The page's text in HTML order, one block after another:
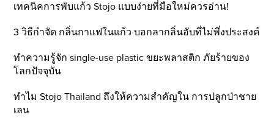
เทคนิคการพับแก้ว Stojo แบบง่ายที่มือใหม่ควรอ่าน!
3 วิธีกำจัด กลิ่นกาแฟในแก้ว บอกลากลิ่นอับที่ไม่พึ่งประสงค์
ทำความรู้จัก single-use plastic ขยะพลาสติก ภัยร้ายของ
โลกปัจจุบัน
ทำไม Stojo Thailand ถึงให้ความสำคัญใน การปลูกป่าชาย
เลน